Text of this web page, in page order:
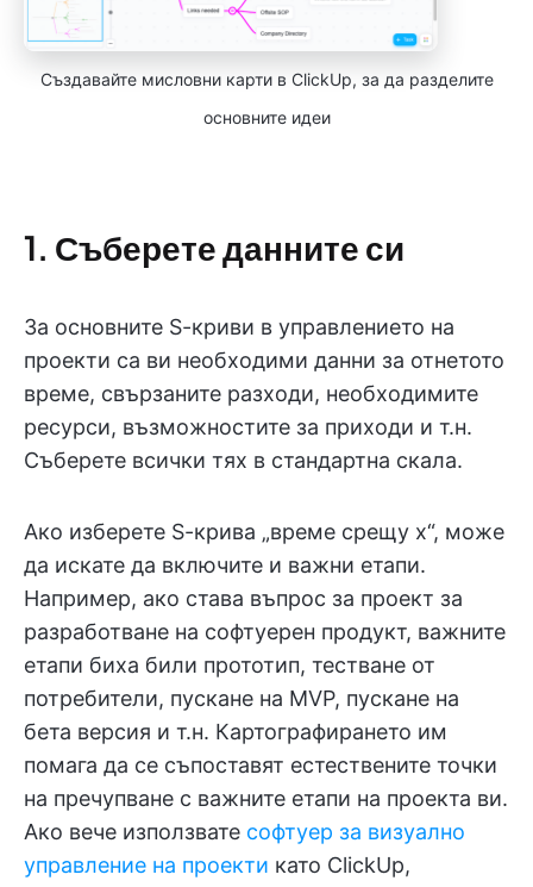
Създавайте мисловни карти в ClickUp, за да разделите
основните идеи
1. Съберете данните си
За основните S-криви в управлението на
проекти са ви необходими данни за отнетото
време, свързаните разходи, необходимите
ресурси, възможностите за приходи и т.н.
Съберете всички тях в стандартна скала.
Ако изберете S-крива „време срещу x“, може
да искате да включите и важни етапи.
Например, ако става въпрос за проект за
разработване на софтуерен продукт, важните
етапи биха били прототип, тестване от
потребители, пускане на MVP, пускане на
бета версия и т.н. Картографирането им
помага да се съпоставят естествените точки
на пречупване с важните етапи на проекта ви.
Ако вече използвате софтуер за визуално
управление на проекти като ClickUp,